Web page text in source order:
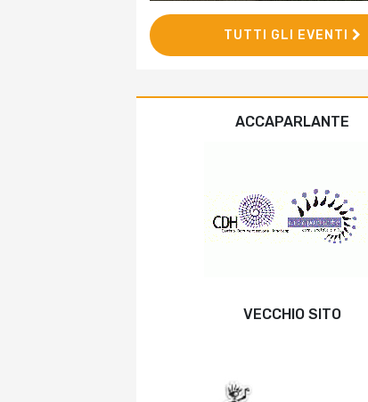
TUTTI GLI EVENTI
ACCAPARLANTE
VECCHIO SITO